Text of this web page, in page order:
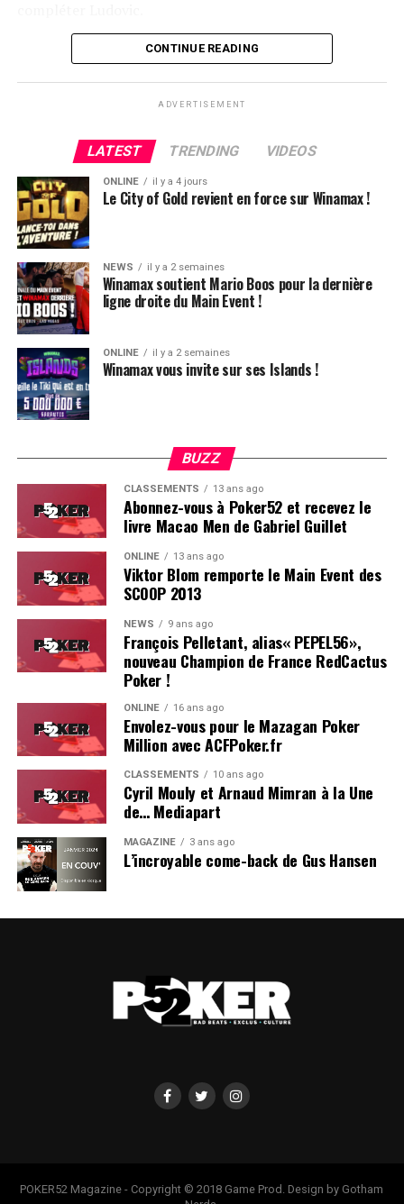
Flop QJ4. All-in de Ludovic et insta call de Logghe, avec
peine une BB, qu’il perdra le coup suivant contre le
même adversaire.
Ludovic Soleau sort donc à la troisième place, pour un
joli gain de 15720€ !
Place au heads-up final.
Soleau à gauche, sorti par Logghe au centre
CONTINUE READING
ADVERTISEMENT
LATEST TRENDING VIDEOS
ONLINE il y a 4 jours
Le City of Gold revient en force sur Winamax !
NEWS il y a 2 semaines
Winamax soutient Mario Boos pour la dernière
ligne droite du Main Event !
ONLINE il y a 2 semaines
Winamax vous invite sur ses Islands !
BUZZ
CLASSEMENTS 13 ans ago
Abonnez-vous à Poker52 et recevez le
livre Macao Men de Gabriel Guillet
ONLINE 13 ans ago
Viktor Blom remporte le Main Event des
SCOOP 2013
NEWS 9 ans ago
François Pelletant, alias« PEPEL56»,
nouveau Champion de France RedCactus
Poker !
ONLINE 16 ans ago
Envolez-vous pour le Mazagan Poker
Million avec ACFPoker.fr
CLASSEMENTS 10 ans ago
Cyril Mouly et Arnaud Mimran à la Une
de… Mediapart
MAGAZINE 3 ans ago
L’incroyable come-back de Gus Hansen
POKER52 Magazine - Copyright © 2018 Game Prod. Design by Gotham